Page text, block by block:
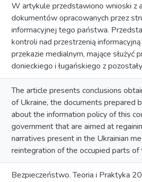
W artykule przedstawiono wnioski z
dokumentów opracowanych przez
informacyjnej tego państwa.
kontroli nad przestrzenią
przekazie medialnym, mające
donieckiego i ługańskiego z
The article presents conclusions
of Ukraine, the documents prepared
about the information policy of this
government that are aimed at
narratives present in the Ukrainian
reintegration of the occupied parts
Bezpieczeństwo. Teoria i Praktyka